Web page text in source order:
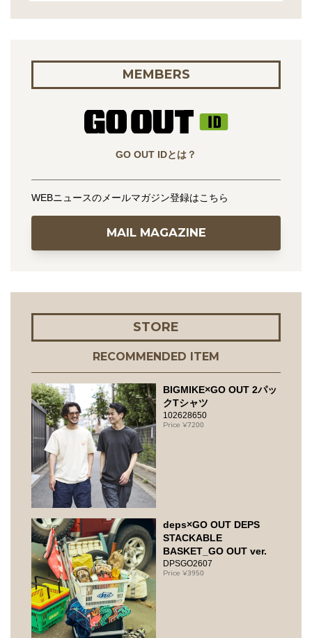
MEMBERS
GO OUT IDとは？
WEBニュースのメールマガジン登録はこちら
MAIL MAGAZINE
STORE
RECOMMENDED ITEM
BIGMIKE×GO OUT 2パッ
クTシャツ
102628650
7200
deps×GO OUT DEPS
STACKABLE
BASKET_GO OUT ver.
DPSGO2607
3950